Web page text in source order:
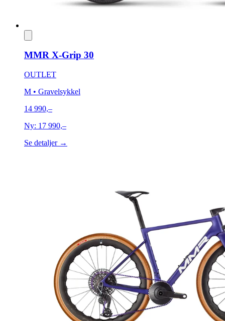
MMR X-Grip 30
OUTLET
M • Gravelsykkel
14 990,–
Ny: 17 990,–
Se detaljer →